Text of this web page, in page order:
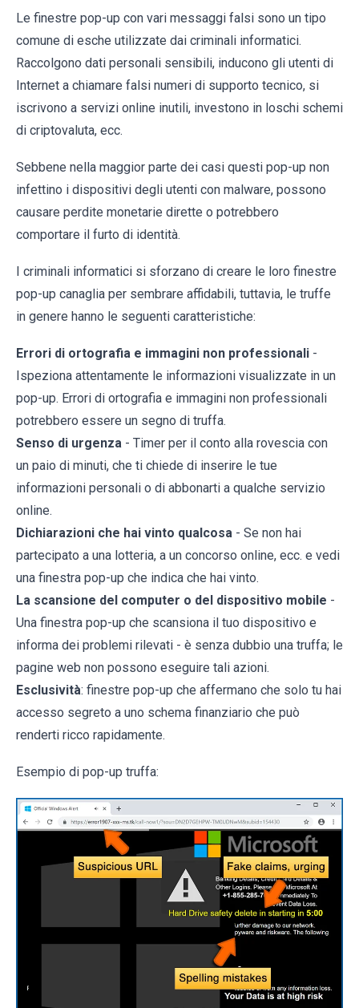
Le finestre pop-up con vari messaggi falsi sono un tipo
comune di esche utilizzate dai criminali informatici.
Raccolgono dati personali sensibili, inducono gli utenti di
Internet a chiamare falsi numeri di supporto tecnico, si
iscrivono a servizi online inutili, investono in loschi schemi
di criptovaluta, ecc.
Sebbene nella maggior parte dei casi questi pop-up non
infettino i dispositivi degli utenti con malware, possono
causare perdite monetarie dirette o potrebbero
comportare il furto di identità.
I criminali informatici si sforzano di creare le loro finestre
pop-up canaglia per sembrare affidabili, tuttavia, le truffe
in genere hanno le seguenti caratteristiche:
Errori di ortografia e immagini non professionali -
Ispeziona attentamente le informazioni visualizzate in un
pop-up. Errori di ortografia e immagini non professionali
potrebbero essere un segno di truffa.
Senso di urgenza - Timer per il conto alla rovescia con
un paio di minuti, che ti chiede di inserire le tue
informazioni personali o di abbonarti a qualche servizio
online.
Dichiarazioni che hai vinto qualcosa - Se non hai
partecipato a una lotteria, a un concorso online, ecc. e vedi
una finestra pop-up che indica che hai vinto.
La scansione del computer o del dispositivo mobile -
Una finestra pop-up che scansiona il tuo dispositivo e
informa dei problemi rilevati - è senza dubbio una truffa; le
pagine web non possono eseguire tali azioni.
Esclusività: finestre pop-up che affermano che solo tu hai
accesso segreto a uno schema finanziario che può
renderti ricco rapidamente.
Esempio di pop-up truffa: